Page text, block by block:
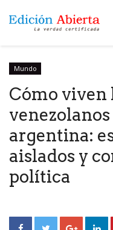
Mundo
Cómo viven
argentina:
aislados y
política